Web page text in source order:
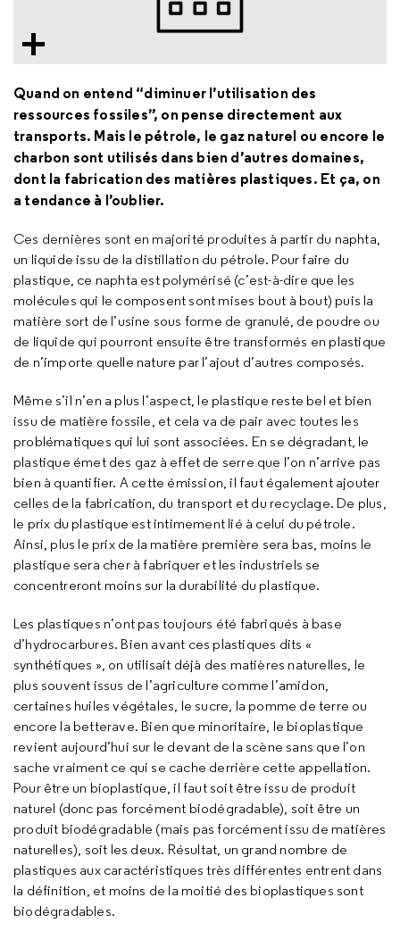
Quand on entend “diminuer l’utilisation des
ressources fossiles”, on pense directement aux
transports. Mais le pétrole, le gaz naturel ou encore le
charbon sont utilisés dans bien d’autres domaines,
dont la fabrication des matières plastiques. Et ça, on
a tendance à l’oublier.
Ces dernières sont en majorité produites à partir du naphta,
un liquide issu de la distillation du pétrole. Pour faire du
plastique, ce naphta est polymérisé (c’est-à-dire que les
molécules qui le composent sont mises bout à bout) puis la
matière sort de l’usine sous forme de granulé, de poudre ou
de liquide qui pourront ensuite être transformés en plastique
de n’importe quelle nature par l’ajout d’autres composés.
Même s’il n’en a plus l’aspect, le plastique reste bel et bien
issu de matière fossile, et cela va de pair avec toutes les
problématiques qui lui sont associées. En se dégradant, le
plastique émet des gaz à effet de serre que l’on n’arrive pas
bien à quantifier. A cette émission, il faut également ajouter
celles de la fabrication, du transport et du recyclage. De plus,
le prix du plastique est intimement lié à celui du pétrole.
Ainsi, plus le prix de la matière première sera bas, moins le
plastique sera cher à fabriquer et les industriels se
concentreront moins sur la durabilité du plastique.
Les plastiques n’ont pas toujours été fabriqués à base
d’hydrocarbures. Bien avant ces plastiques dits «
synthétiques », on utilisait déjà des matières naturelles, le
plus souvent issus de l’agriculture comme l’amidon,
certaines huiles végétales, le sucre, la pomme de terre ou
encore la betterave. Bien que minoritaire, le bioplastique
revient aujourd’hui sur le devant de la scène sans que l’on
sache vraiment ce qui se cache derrière cette appellation.
Pour être un bioplastique, il faut soit être issu de produit
naturel (donc pas forcément biodégradable), soit être un
produit biodégradable (mais pas forcément issu de matières
naturelles), soit les deux. Résultat, un grand nombre de
plastiques aux caractéristiques très différentes entrent dans
la définition, et moins de la moitié des bioplastiques sont
biodégradables.